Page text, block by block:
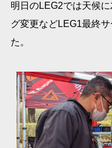
明日のLEG2では天候
グ変更などLEG1最終
た。